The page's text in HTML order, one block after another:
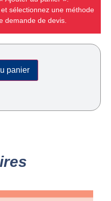
sélectionnez une méthode
demande de devis.
panier